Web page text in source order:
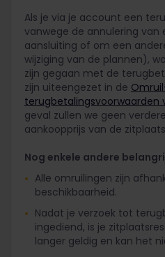
Als je via je account een
vanwege de annulering van
aansluiting of om een
wijziging van de plannen),
zijn gegaan met de
zijn uiteengezet in de
terugbetalingsvoorwaarden
geval zullen we geen
aankoopprijs van de
Nog enkele andere
Alle omruilingen zijn
beschikbaarheid.
Nadat je verzoek tot
ingediend, is je
langer geldig en kan het